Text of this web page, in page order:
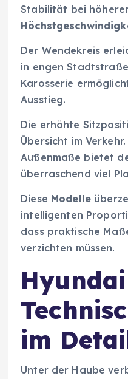
Stabilität bei
Der Wendekreis
in engen
Karosserie
Ausstieg.
Die erhöhte
Übersicht im
Außenmaße bietet
überraschend viel
Diese Modelle
intelligenten
dass praktische
verzichten müssen.
im
Unter der Haube